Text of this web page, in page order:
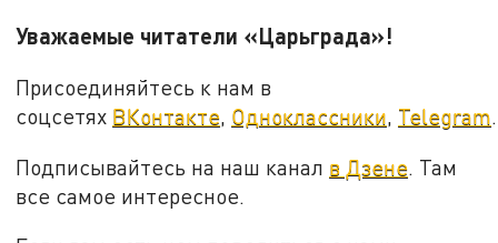
Уважаемые читатели «Царьграда»!
Присоединяйтесь к нам в
соцсетях ВКонтакте, Одноклассники, Telegram.
Подписывайтесь на наш канал в Дзене . Там
все самое интересное.